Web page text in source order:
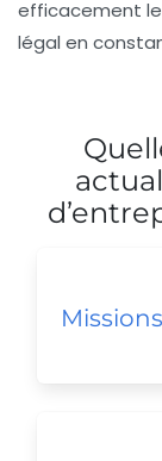
efficacement
légal en
Missions